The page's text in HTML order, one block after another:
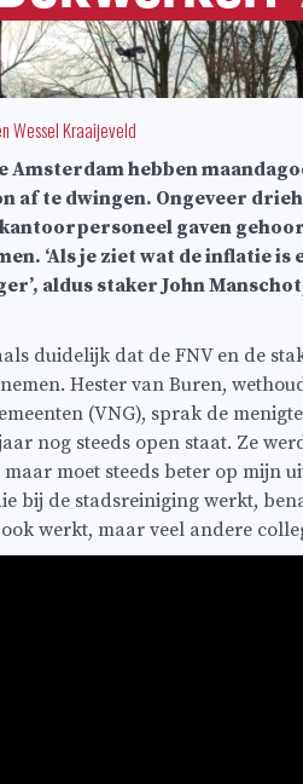
Wessel Kraaijeveld
Amsterdam hebben
af te dwingen. Ongeveer
gaven
‘Als je ziet wat de inflatie is
aldus staker John Manschot
duidelijk dat de FNV en de
Hester van Buren,
(VNG), sprak de
nog steeds open staat. Ze
moet steeds beter op mijn
bij de stadsreiniging werkt,
werkt, maar veel andere